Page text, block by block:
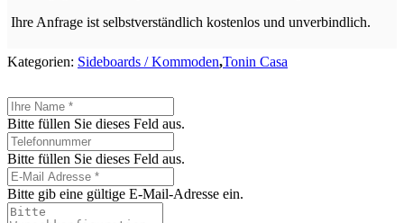
Ihre Anfrage ist selbstverständlich kostenlos und unverbindlich.
Kategorien: Sideboards / Kommoden,Tonin Casa
Bitte füllen Sie dieses Feld aus.
Bitte füllen Sie dieses Feld aus.
Bitte gib eine gültige E-Mail-Adresse ein.